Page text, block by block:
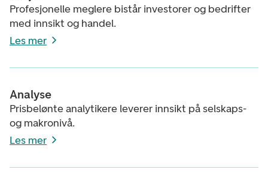
Profesjonelle meglere bistår investorer og bedrifter
med innsikt og handel.
Les mer
Analyse
Prisbelønte analytikere leverer innsikt på selskaps-
og makronivå.
Les mer